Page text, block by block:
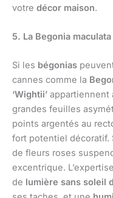
votre décor maison.
5. La Begonia
Si les bégonias
cannes comme la
‘Wightii’ appartiennent
grandes feuilles
points argentés au
fort potentiel décoratif.
de fleurs roses
excentrique.
de lumière sans soleil